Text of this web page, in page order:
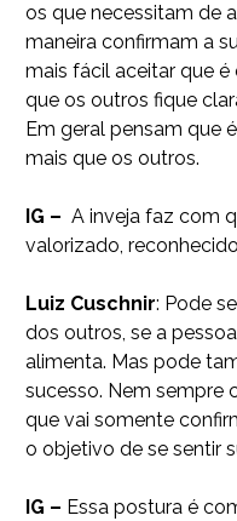
os que necessitam de
maneira confirmam a
mais fácil aceitar que
que os outros fique
Em geral pensam que
mais que os outros.
IG – A inveja faz com
valorizado,
Luiz Cuschnir: Pode
dos outros, se a
alimenta. Mas pode
sucesso. Nem sempre
que vai somente
o objetivo de se sentir
IG – Essa postura é